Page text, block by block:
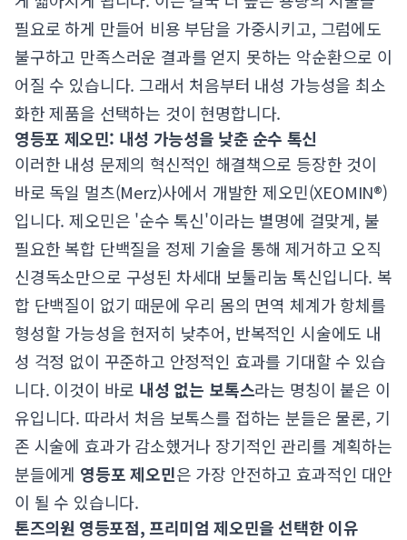
필요로 하게 만들어 비용 부담을 가중시키고, 그럼에도
불구하고 만족스러운 결과를 얻지 못하는 악순환으로 이
어질 수 있습니다. 그래서 처음부터 내성 가능성을 최소
화한 제품을 선택하는 것이 현명합니다.
영등포 제오민: 내성 가능성을 낮춘 순수 톡신
이러한 내성 문제의 혁신적인 해결책으로 등장한 것이
바로 독일 멀츠(Merz)사에서 개발한 제오민(XEOMIN®)
입니다. 제오민은 '순수 톡신'이라는 별명에 걸맞게, 불
필요한 복합 단백질을 정제 기술을 통해 제거하고 오직
신경독소만으로 구성된 차세대 보툴리눔 톡신입니다. 복
합 단백질이 없기 때문에 우리 몸의 면역 체계가 항체를
형성할 가능성을 현저히 낮추어, 반복적인 시술에도 내
성 걱정 없이 꾸준하고 안정적인 효과를 기대할 수 있습
니다. 이것이 바로 내성 없는 보톡스라는 명칭이 붙은 이
유입니다. 따라서 처음 보톡스를 접하는 분들은 물론, 기
존 시술에 효과가 감소했거나 장기적인 관리를 계획하는
분들에게 영등포 제오민은 가장 안전하고 효과적인 대안
이 될 수 있습니다.
톤즈의원 영등포점, 프리미엄 제오민을 선택한 이유